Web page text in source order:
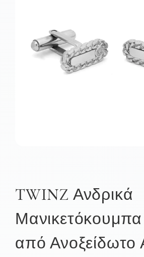
TWINZ Ανδρικά
από Ανοξείδωτο